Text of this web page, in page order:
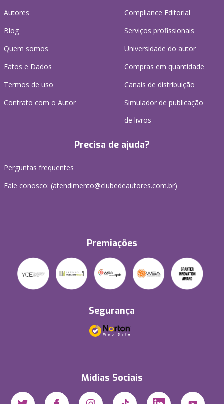
Autores
Blog
Quem somos
Fatos e Dados
Termos de uso
Contrato com o Autor
Compliance Editorial
Serviços profissionais
Universidade do autor
Compras em quantidade
Canais de distribuição
Simulador de publicação
de livros
Precisa de ajuda?
Perguntas frequentes
Fale conosco: (atendimento@clubedeautores.com.br)
Premiações
Segurança
Mídias Sociais